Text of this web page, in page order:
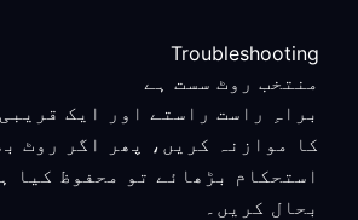
Troubleshooting
منتخب روٹ سست ہے
براہِ راست راستے اور ایک
کا موازنہ کریں، پھر اگر روٹ
استحکام بڑھائے تو محفوظ کیا
بحال کریں۔